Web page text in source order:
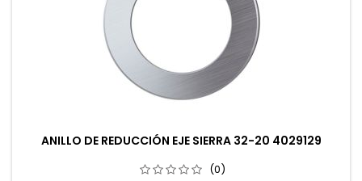
ANILLO DE REDUCCIÓN EJE SIERRA 32-20 4029129
(0)